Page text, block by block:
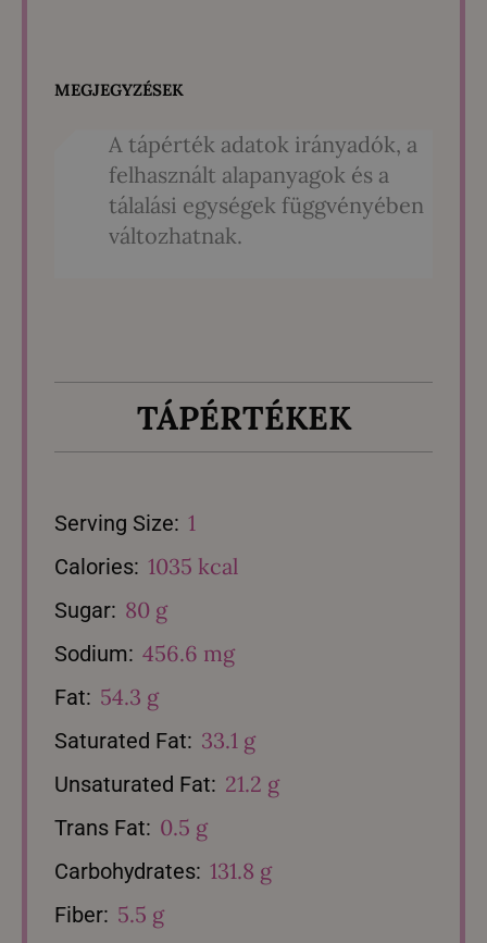
MEGJEGYZÉSEK
A tápérték adatok irányadók, a
felhasznált alapanyagok és a
tálalási egységek függvényében
változhatnak.
TÁPÉRTÉKEK
Serving Size: 1
Calories: 1035 kcal
Sugar: 80 g
Sodium: 456.6 mg
Fat: 54.3 g
Saturated Fat: 33.1 g
Unsaturated Fat: 21.2 g
Trans Fat: 0.5 g
Carbohydrates: 131.8 g
Fiber: 5.5 g